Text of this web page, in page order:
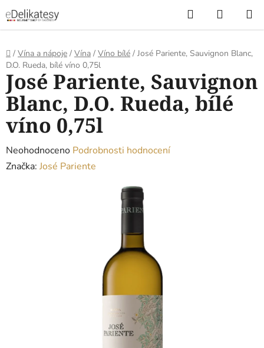
na
obsah
Hledat
KOŠÍK
Domů
/ Vína a nápoje / Vína / Víno bílé / José Pariente, Sauvignon Blanc,
D.O. Rueda, bílé víno 0,75l
José Pariente, Sauvignon
Blanc, D.O. Rueda, bílé
víno 0,75l
Průměrné
hodnocení
Neohodnoceno Podrobnosti hodnocení
Značka: José Pariente